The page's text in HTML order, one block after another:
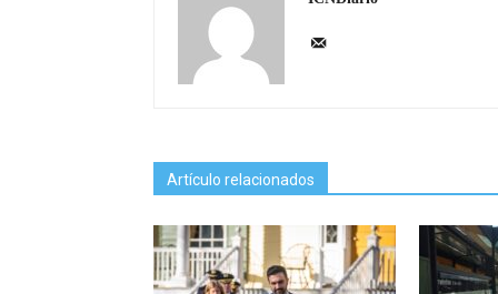
Artículo relacionados